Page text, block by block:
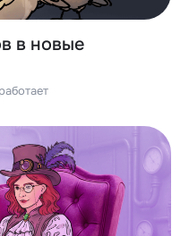
в новые